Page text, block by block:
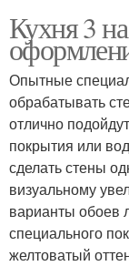
Кухня 3
Опытные
обрабатывать
отлично
покрытия или
сделать стены
визуальному
варианты обоев
специального
желтоватый